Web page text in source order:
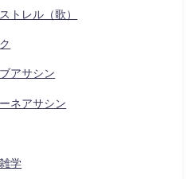
トレル（歌）
アサシン
ネアサシン
学